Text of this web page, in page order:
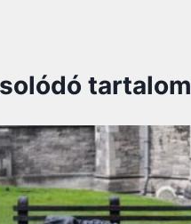
tartalom